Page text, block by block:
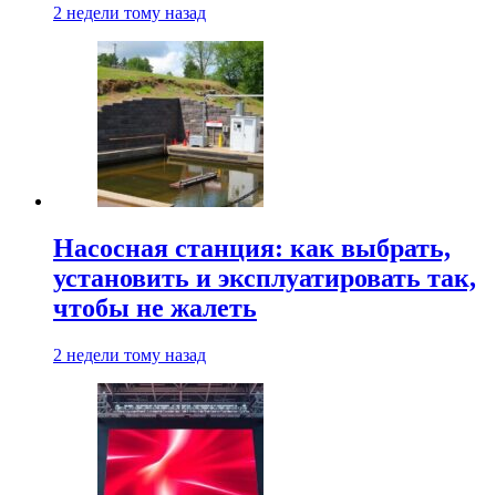
2 недели тому назад
Насосная станция: как выбрать,
установить и эксплуатировать так,
чтобы не жалеть
2 недели тому назад